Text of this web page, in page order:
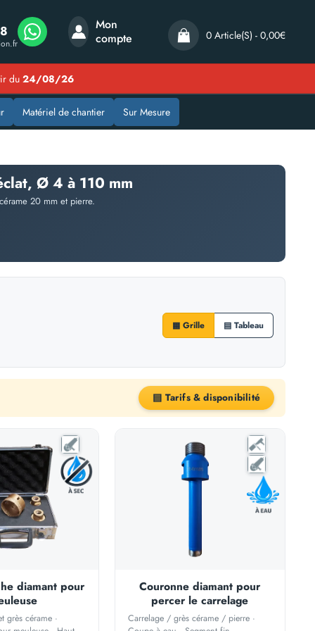
Mon
compte
0 Article(s) - 0,00€
du24/08/26
Matériel de chantier Sur Mesure
Ø 4 à 110 mm
20 mm et pierre.
▦ Grille ▤ Tableau
▤ Tarifs & disponibilité
diamant pour
grès cérame ·
Couronne diamant pour
percer le carrelage
Carrelage / grès cérame / pierre ·